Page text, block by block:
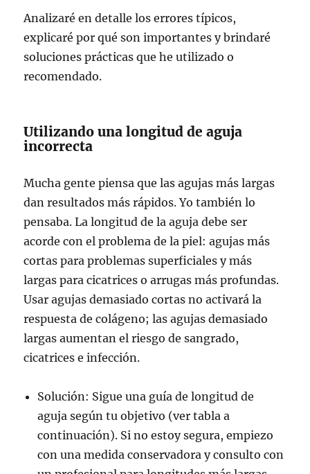
Analizaré en detalle los errores típicos,
explicaré por qué son importantes y brindaré
soluciones prácticas que he utilizado o
recomendado.
Utilizando una longitud de aguja
incorrecta
Mucha gente piensa que las agujas más largas
dan resultados más rápidos. Yo también lo
pensaba. La longitud de la aguja debe ser
acorde con el problema de la piel: agujas más
cortas para problemas superficiales y más
largas para cicatrices o arrugas más profundas.
Usar agujas demasiado cortas no activará la
respuesta de colágeno; las agujas demasiado
largas aumentan el riesgo de sangrado,
cicatrices e infección.
Solución: Sigue una guía de longitud de
aguja según tu objetivo (ver tabla a
continuación). Si no estoy segura, empiezo
con una medida conservadora y consulto con